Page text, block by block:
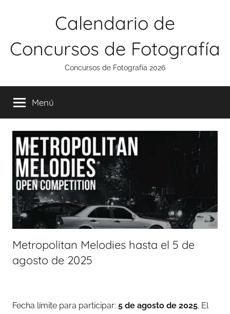
Calendario de
Concursos de Fotografía
Concursos de Fotografía 2026
Menú
Metropolitan Melodies hasta el 5 de
agosto de 2025
Fecha límite para participar: 5 de agosto de 2025. El